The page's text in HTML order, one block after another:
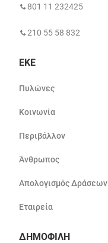
801 11 232425
210 55 58 832
ΕΚΕ
Πυλώνες
Κοινωνία
Περιβάλλον
Άνθρωπος
Απολογισμός Δράσεων
Εταιρεία
ΔΗΜΟΦΙΛΗ